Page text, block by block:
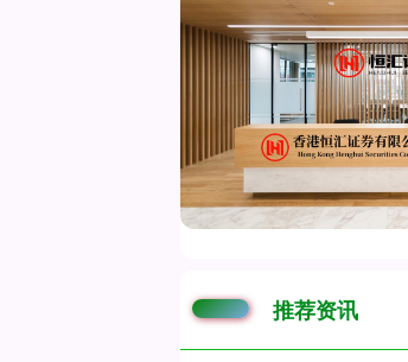
推荐资讯